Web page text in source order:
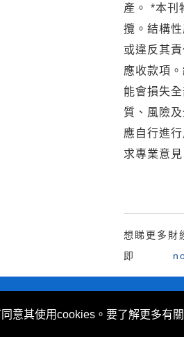
產。 *本刊
攬。結構
或違反其
應收款項
能會損失
質、風險
應自行進
求專業意見
想睇更多財
即
意其使用cookies。要了解更多有
僅作為參考之用。股票報價由 N2N-AFE (Hong